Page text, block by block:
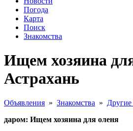
Погода
Карта
Поиск
Знакомства
Ищем хозяина
Астрахань
Объявления » Знакомства » Другие
даром: Ищем хозяина для оленя